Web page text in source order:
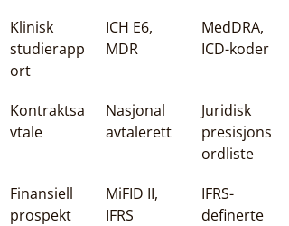
Klinisk
studierapp
ort
ICH E6,
MDR
MedDRA,
ICD-koder
Kontraktsa
vtale
Nasjonal
avtalerett
Juridisk
presisjons
ordliste
Finansiell
prospekt
MiFID II,
IFRS
IFRS-
definerte